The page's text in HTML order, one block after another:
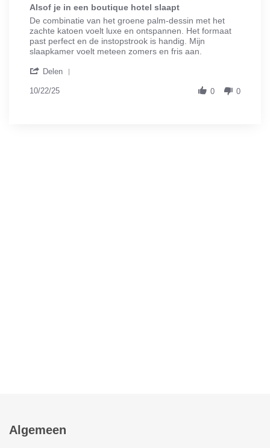
rating
Alsof je in een boutique hotel slaapt
Review
by
Rowan
V.
22
2025
review
stating
Alsof
je
een
hotel
De combinatie van het groene palm-dessin met het
zachte katoen voelt luxe en ontspannen. Het formaat
past perfect en de instopstrook is handig. Mijn
slaapkamer voelt meteen zomers en fris aan.
Delen
10/22/25 0 0
Algemeen